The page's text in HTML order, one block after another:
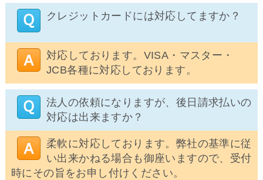
クレジットカードには対応してますか？
対応しております。VISA・マスター・
JCB各種に対応しております。
法人の依頼になりますが、後日請求払いの
対応は出来ますか？
柔軟に対応しております。弊社の基準に従
い出来かねる場合も御座いますので、受付
時にその旨をお申し付けください。